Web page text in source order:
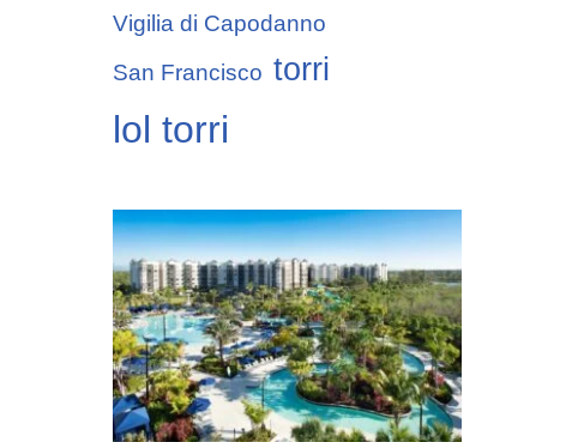
Vigilia di Capodanno
San Francisco torri
lol torri